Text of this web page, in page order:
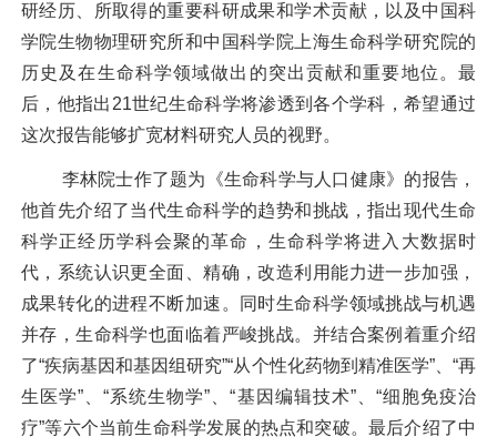
研经历、所取得的重要科研成果和学术贡献，以及中国科
学院生物物理研究所和中国科学院上海生命科学研究院的
历史及在生命科学领域做出的突出贡献和重要地位。最
后，他指出 21世纪生命科学将渗透到各个学科，希望通过
这次报告能够扩宽材料研究人员的视野。
李林院士作了题为《生命科学与人口健康》的报告，
他首先介绍了当代生命科学的趋势和挑战，指出现代生命
科学正经历学科会聚的革命，生命科学将进入大数据时
代，系统认识更全面、精确，改造利用能力进一步加强，
成果转化的进程不断加速。同时生命科学领域挑战与机遇
并存，生命科学也面临着严峻挑战。并结合案例着重介绍
了“疾病基因和基因组研究”“从个性化药物到精准医学”、“再
生医学”、“系统生物学”、“基因编辑技术”、“细胞免疫治
疗”等六个当前生命科学发展的热点和突破。最后介绍了中